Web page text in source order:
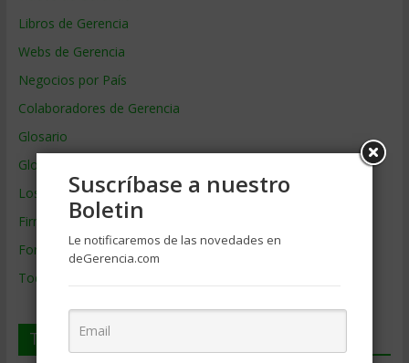
Libros de Gerencia
Webs de Gerencia
Negocios por País
Colaboradores de Gerencia
Glosario
Glosario Inglés – Español
Los mejores MBA
Firmas de Gerencia
Formación de Gerencia
Todos los Temas
Temas de Gerencia
Suscríbase a nuestro
Boletin
Le notificaremos de las novedades en
deGerencia.com